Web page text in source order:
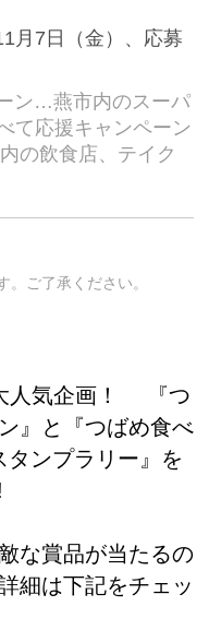
月7日（金）、応募
ン…燕市内のスーパ
て応援キャンペーン
の飲食店、テイク
ご了承ください。
人気企画！ 『つ
』と『つばめ食べ
ンプラリー』を
な賞品が当たるの
細は下記をチェッ